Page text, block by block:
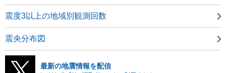
震度3以上の地域別観測回数
震央分布図
最新の地震情報を配信